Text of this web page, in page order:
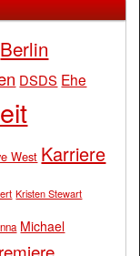
Berlin
DSDS Ehe
West Karriere
Kristen Stewart
Michael